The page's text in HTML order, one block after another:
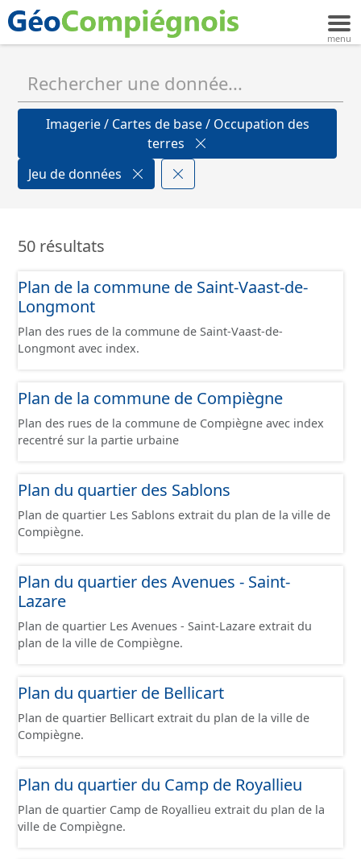
Imagerie / Cartes de base / Occupation des
terres
Jeu de données
50 résultats
Plan de la commune de Saint-Vaast-de-
Longmont
Plan des rues de la commune de Saint-Vaast-de-
Longmont avec index.
Plan de la commune de Compiègne
Plan des rues de la commune de Compiègne avec index
recentré sur la partie urbaine
Plan du quartier des Sablons
Plan de quartier Les Sablons extrait du plan de la ville de
Compiègne.
Plan du quartier des Avenues - Saint-
Lazare
Plan de quartier Les Avenues - Saint-Lazare extrait du
plan de la ville de Compiègne.
Plan du quartier de Bellicart
Plan de quartier Bellicart extrait du plan de la ville de
Compiègne.
Plan du quartier du Camp de Royallieu
Plan de quartier Camp de Royallieu extrait du plan de la
ville de Compiègne.